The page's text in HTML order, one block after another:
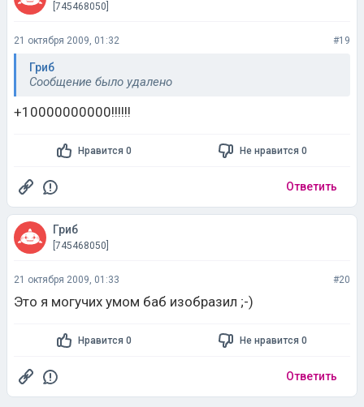
[745468050]
21 октября 2009, 01:32 #19
Гриб
Сообщение было удалено
+10000000000!!!!!!
Нравится 0 Не нравится 0
Ответить
Гриб
[745468050]
21 октября 2009, 01:33 #20
Это я могучих умом баб изобразил ;-)
Нравится 0 Не нравится 0
Ответить